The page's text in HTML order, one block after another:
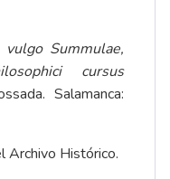
Summulae,
cursus
Salamanca:
Archivo Histórico.